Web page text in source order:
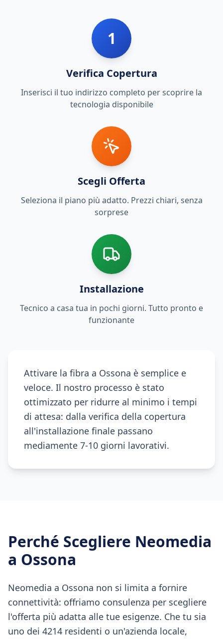
1
Verifica Copertura
Inserisci il tuo indirizzo completo per scoprire la
tecnologia disponibile
Scegli Offerta
Seleziona il piano più adatto. Prezzi chiari, senza
sorprese
Installazione
Tecnico a casa tua in pochi giorni. Tutto pronto e
funzionante
Attivare la fibra a Ossona è semplice e
veloce. Il nostro processo è stato
ottimizzato per ridurre al minimo i tempi
di attesa: dalla verifica della copertura
all'installazione finale passano
mediamente 7-10 giorni lavorativi.
Perché Scegliere Neomedia
a Ossona
Neomedia a Ossona non si limita a fornire
connettività: offriamo consulenza per scegliere
l'offerta più adatta alle tue esigenze. Che tu sia
uno dei 4214 residenti o un'azienda locale,